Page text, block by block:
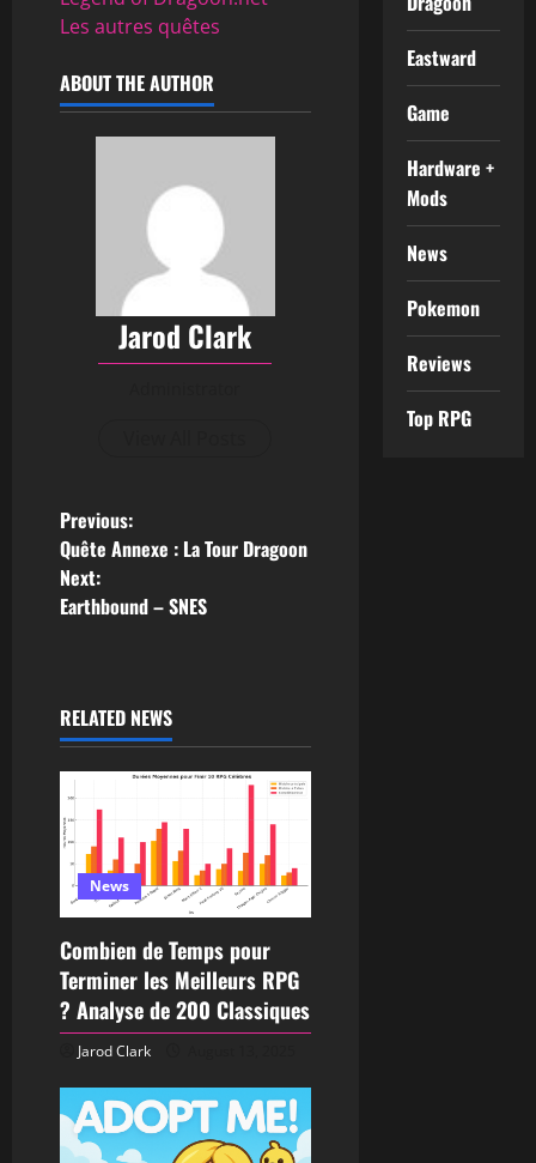
Les autres quêtes
ABOUT THE AUTHOR
Jarod Clark
Previous:
Quête Annexe : La Tour Dragoon
Next:
Earthbound – SNES
RELATED NEWS
News
Combien de Temps pour
Terminer les Meilleurs RPG
? Analyse de 200 Classiques
Jarod Clark
Eastward
Game
Hardware +
Mods
News
Pokemon
Reviews
Top RPG